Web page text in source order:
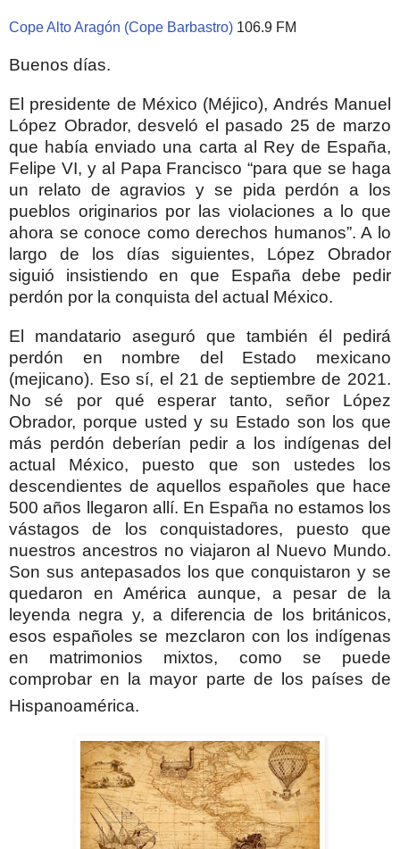
Cope Alto Aragón (Cope Barbastro) 106.9 FM
Buenos días.
El presidente de México (Méjico), Andrés Manuel
López Obrador, desveló el pasado 25 de marzo
que había enviado una carta al Rey de España,
Felipe VI, y al Papa Francisco “para que se haga
un relato de agravios y se pida perdón a los
pueblos originarios por las violaciones a lo que
ahora se conoce como derechos humanos”. A lo
largo de los días siguientes, López Obrador
siguió insistiendo en que España debe pedir
perdón por la conquista del actual México.
El mandatario aseguró que también él pedirá
perdón en nombre del Estado mexicano
(mejicano). Eso sí, el 21 de septiembre de 2021.
No sé por qué esperar tanto, señor López
Obrador, porque usted y su Estado son los que
más perdón deberían pedir a los indígenas del
actual México, puesto que son ustedes los
descendientes de aquellos españoles que hace
500 años llegaron allí. En España no estamos los
vástagos de los conquistadores, puesto que
nuestros ancestros no viajaron al Nuevo Mundo.
Son sus antepasados los que conquistaron y se
quedaron en América aunque, a pesar de la
leyenda negra y, a diferencia de los británicos,
esos españoles se mezclaron con los indígenas
en matrimonios mixtos, como se puede
comprobar en la mayor parte de los países de
Hispanoamérica.